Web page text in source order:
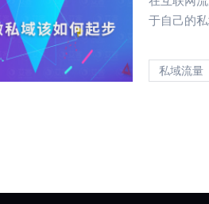
于自己的
私域流量